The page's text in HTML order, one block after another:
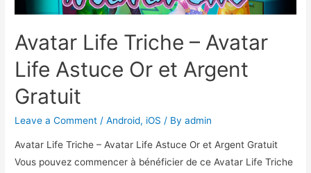
Avatar Life Triche – Avatar
Life Astuce Or et Argent
Gratuit
Leave a Comment /Android, iOS / Byadmin
Avatar Life Triche – Avatar Life Astuce Or et Argent Gratuit
Vous pouvez commencer à bénéficier de ce Avatar Life Triche